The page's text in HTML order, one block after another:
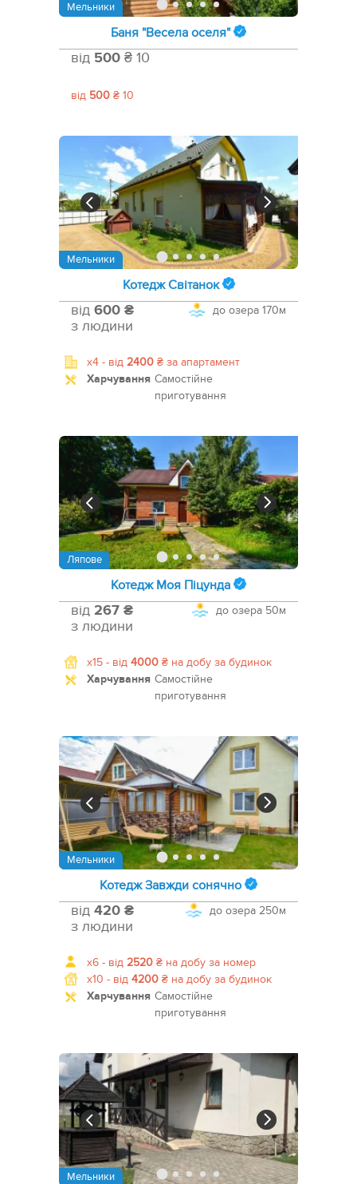
Мельники
Баня "Весела оселя"
від 500 ₴ 10
від 500 ₴ 10
Мельники
Котедж Світанок
до озера 170м
від 600 ₴
з людини
x4 - від 2400 ₴ за апартамент
Харчування Самостійне
приготування
Ляпове
Котедж Моя Піцунда
до озера 50м
від 267 ₴
з людини
x15 - від 4000 ₴ на добу за будинок
Харчування Самостійне
приготування
Мельники
Котедж Завжди сонячно
до озера 250м
від 420 ₴
з людини
x6 - від 2520 ₴ на добу за номер
x10 - від 4200 ₴ на добу за будинок
Харчування Самостійне
приготування
Мельники